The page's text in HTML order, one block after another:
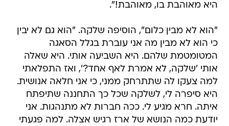
היא מאוהבת בו, מאוהבת!".
"הוא לא מבין כלום", הוסיפה שלקה. "הוא גם לא יבין
כי הוא לא מבין מה אני עוברת בגלל הסאגה
המטומטמת שלהם. היא השביעה אותי. היא שאלה
אותי 'שלקה, לא אמרת לאף אחד?', ואז התפלאתי
למה צעקו לה שתתרחק ממני, כי אני חלאה אנושית.
היא סיפרה לי, לשלקה שכל כך התחננה שתיפתח
איתה. חרא מגיע לי. ככה חברות לא מתנהגות. אני
יודעת כמה הנושא של ארז רגיש אצלה. למה פגעתי